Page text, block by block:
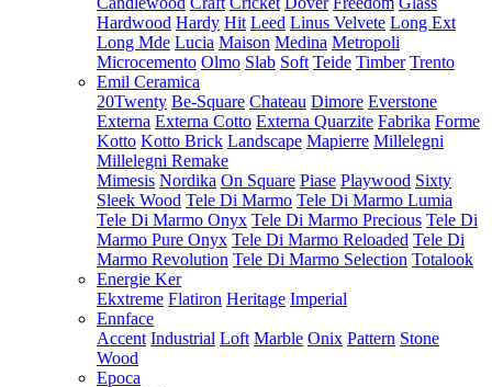
Hardwood Hardy Hit Leed Linus Velvete Long Ext
Long Mde Lucia Maison Medina Metropoli
Microcemento Olmo Slab Soft Teide Timber Trento
Emil Ceramica
20Twenty Be-Square Chateau Dimore Everstone
Externa Externa Cotto Externa Quarzite Fabrika Forme
Kotto Kotto Brick Landscape Mapierre Millelegni
Millelegni Remake
Mimesis Nordika On Square Piase Playwood Sixty
Sleek Wood Tele Di Marmo Tele Di Marmo Lumia
Tele Di Marmo Onyx Tele Di Marmo Precious Tele Di
Marmo Pure Onyx Tele Di Marmo Reloaded Tele Di
Marmo Revolution Tele Di Marmo Selection Totalook
Energie Ker
Ekxtreme Flatiron Heritage Imperial
Ennface
Accent Industrial Loft Marble Onix Pattern Stone
Wood
Epoca